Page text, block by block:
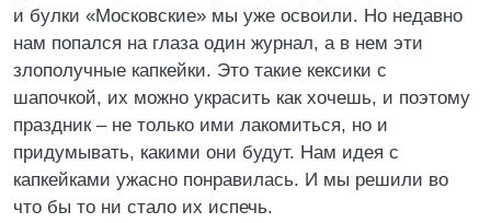
и булки «Московские» мы уже освоили. Но недавно
нам попался на глаза один журнал, а в нем эти
злополучные капкейки. Это такие кексики с
шапочкой, их можно украсить как хочешь, и поэтому
праздник – не только ими лакомиться, но и
придумывать, какими они будут. Нам идея с
капкейками ужасно понравилась. И мы решили во
что бы то ни стало их испечь.